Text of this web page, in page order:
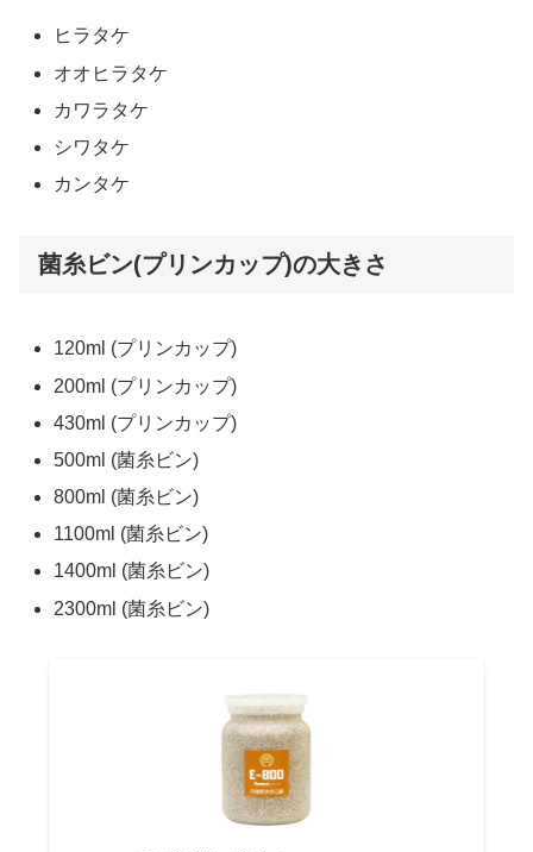
ヒラタケ
オオヒラタケ
カワラタケ
シワタケ
カンタケ
菌糸ビン(プリンカップ)の大きさ
120ml (プリンカップ)
200ml (プリンカップ)
430ml (プリンカップ)
500ml (菌糸ビン)
800ml (菌糸ビン)
1100ml (菌糸ビン)
1400ml (菌糸ビン)
2300ml (菌糸ビン)